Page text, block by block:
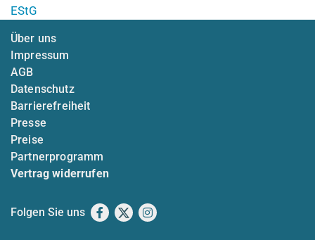
EStG
Über uns
Impressum
AGB
Datenschutz
Barrierefreiheit
Presse
Preise
Partnerprogramm
Vertrag widerrufen
Folgen Sie uns Facebook
X Instagram